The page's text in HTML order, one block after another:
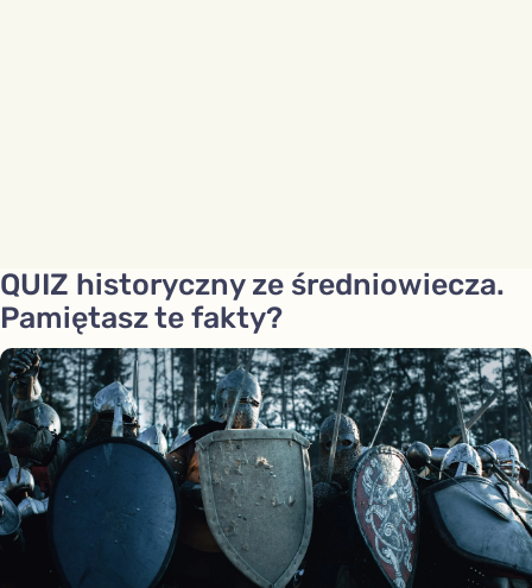
QUIZ historyczny ze średniowiecza.
Pamiętasz te fakty?